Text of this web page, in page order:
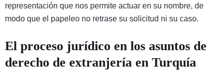
representación que nos permite actuar en su nombre, de
modo que el papeleo no retrase su solicitud ni su caso.
El proceso jurídico en los asuntos de
derecho de extranjería en Turquía